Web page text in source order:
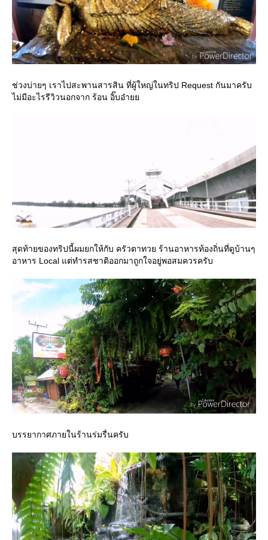
ช่วงบ่ายๆ เราไปสะพานสารสิน ที่ผู้ใหญ่ในทริป Request กันมาครับ
ไม่มีอะไรรีวิวนอกจาก ร้อน อิ๊บอ๋า
สุดท้ายของทริปนี้ผมยกให้กับ ครัวตาทวย ร้านอาหารท้องถิ่นที่ดูบ้านๆ
อาหาร Local แต่ทำรสชาติออกมาถูกใจอยู่พอสมควรครับ
บรรยากาศภายในร้านร่มรื่นครับ